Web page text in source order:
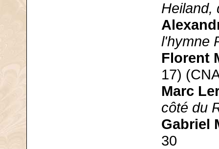
Heiland,
l'hymne
Florent
17)
Marc
côté du
Gabriel
30